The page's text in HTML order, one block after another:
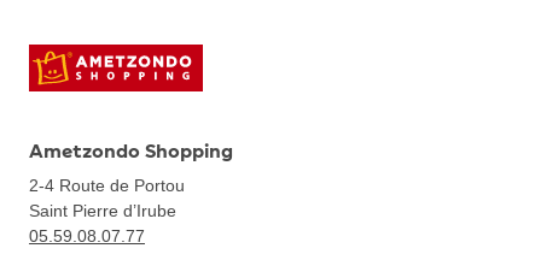
Ametzondo Shopping
2-4 Route de Portou
Saint Pierre d’Irube
05.59.08.07.77